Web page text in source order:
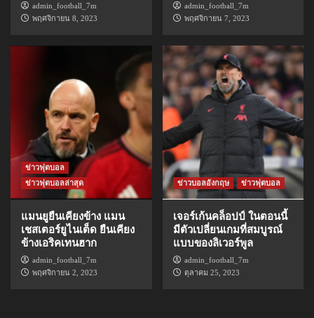
admin_football_7m
พฤศจิกายน 8, 2023
admin_football_7m
พฤศจิกายน 7, 2023
ข่าวฟุตบอล
ข่าวฟุตบอลล่าสุด
แมนยูยืนเคียงข้าง แมน
เชสเตอร์ยูไนเต็ด ยืนเคียง
ข้างเอริคเทนฮาก
admin_football_7m
พฤศจิกายน 2, 2023
ข่าวบอลอังกฤษ ข่าวฟุตบอล
เจอร์เก้นคล็อปป์ ในตอนนี้
มีตัวเปลี่ยนเกมที่สมบูรณ์
แบบของลิเวอร์พูล
admin_football_7m
ตุลาคม 25, 2023